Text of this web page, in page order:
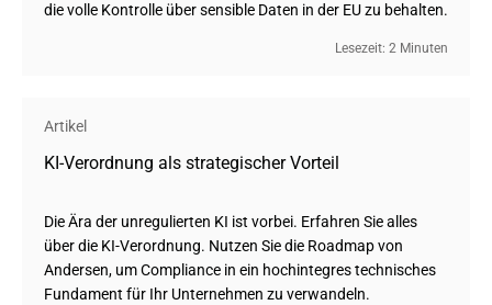
die volle Kontrolle über sensible Daten in der EU zu behalten.
Lesezeit: 2 Minuten
Artikel
KI-Verordnung als strategischer Vorteil
Die Ära der unregulierten KI ist vorbei. Erfahren Sie alles
über die KI-Verordnung. Nutzen Sie die Roadmap von
Andersen, um Compliance in ein hochintegres technisches
Fundament für Ihr Unternehmen zu verwandeln.